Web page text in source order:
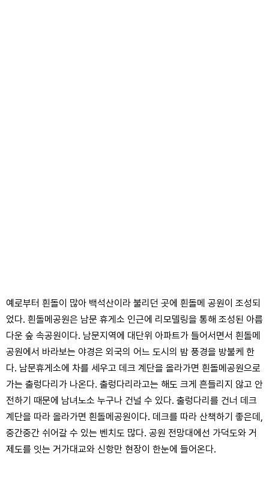
예로부터 흰돌이 많아 백석산이라 불리던 곳에 흰돌메 공원이 조성되
었다. 흰돌메공원은 남문 휴게소 인근에 리모델링을 통해 조성된 아름
다운 숲 속공원이다. 남문지역에 대단위 아파트가 들어서면서 흰돌메
공원에서 바라보는 야경은 외국의 어느 도시의 밤 풍경을 방불케 한
다. 남문휴게소에 차를 세우고 데크 계단을 올라가면 흰돌메공원으로
가는 출렁다리가 나온다. 출렁다리라고는 해도 크게 흔들리지 않고 안
전하기 때문에 남녀노소 누구나 건널 수 있다. 출렁다리를 건너 데크
계단을 따라 올라가면 흰돌메공원이다. 데크를 따라 산책하기 좋은데,
중간중간 쉬어갈 수 있는 벤치도 많다. 공원 전망대에선 가덕도와 거
제도를 잇는 거가대교와 신항만 현장이 한눈에 들어온다.